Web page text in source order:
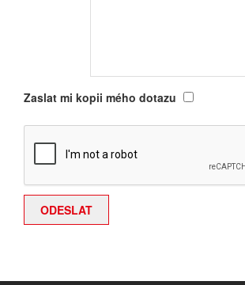
Zaslat mi kopii mého dotazu